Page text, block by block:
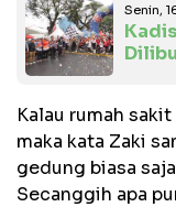
Senin,
Kalau rumah
maka kata Zaki
gedung biasa
Secanggih apa